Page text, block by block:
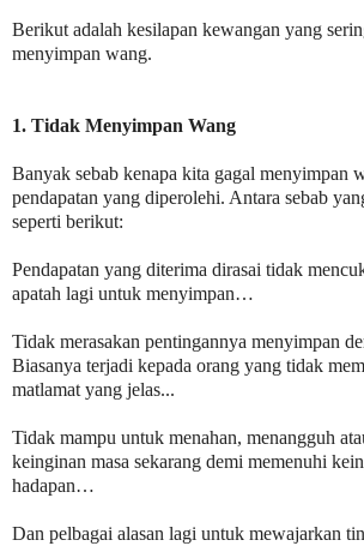
Berikut adalah kesilapan kewangan yang
menyimpan wang.
1. Tidak Menyimpan Wang
Banyak sebab kenapa kita gagal menyimpan
pendapatan yang diperolehi. Antara sebab
seperti berikut:
Pendapatan yang diterima dirasai tidak
apatah lagi untuk menyimpan…
Tidak merasakan pentingannya menyimpan
Biasanya terjadi kepada orang yang tidak
matlamat yang jelas...
Tidak mampu untuk menahan, menangguh
keinginan masa sekarang demi memenuhi
hadapan…
Dan pelbagai alasan lagi untuk mewajarkan